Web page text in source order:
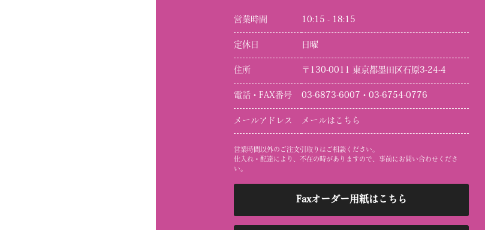
営業時間 10:15 - 18:15
定休日 日曜
住所 〒130-0011 東京都墨田区石原3-24-4
電話・FAX番号 03-6873-6007・03-6754-0776
メールアドレス メールはこちら
営業時間以外のご注文引取りはご相談ください。
仕入れ・配達により、不在の時がありますので、事前にお問い合わせくださ
い。
Faxオーダー用紙はこちら